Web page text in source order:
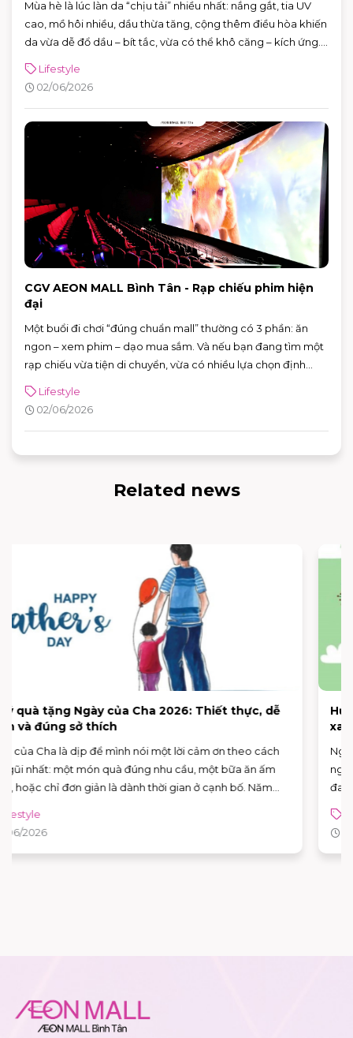
Mùa hè là lúc làn da “chịu tải” nhiều nhất: nắng gắt, tia UV
cao, mồ hôi nhiều, dầu thừa tăng, cộng thêm điều hòa khiến
da vừa dễ đổ dầu – bít tắc, vừa có thể khô căng – kích ứng.
đúng vài nguyên tắc: làm sạch vừa đủ, dưỡng ẩm nhẹ,
chống nắng đúng cách và xử lý mồ hôi thông minh, da sẽ dễ
Lifestyle
02/06/2026
CGV AEON MALL Bình Tân - Rạp chiếu phim hiện
đại
Một buổi đi chơi “đúng chuẩn mall” thường có 3 phần: ăn
ngon – xem phim – dạo mua sắm. Và nếu bạn đang tìm một
rạp chiếu vừa tiện di chuyển, vừa có nhiều lựa chọn định
AEON MALL Bình Tân là điểm đến rất phù hợp cho cả gia
đình, nhóm bạn lẫn các buổi hẹn hò cuối tuần.
Lifestyle
02/06/2026
Related news
Hưởng ứng Ngày Môi trường Thế giới 5/6: Sống
xanh từ những thói quen nhỏ
Ngày 5/6 hằng năm là Ngày Môi trường Thế giới – dịp để mỗi
người “dừng lại một nhịp” và nhìn lại cách mình đang sống,
đang tiêu dùng và đang tác động lên môi trường xung
đến hành động vì khí hậu, với sự kiện toàn cầu được tổ chức
Lifestyle
02/06/2026